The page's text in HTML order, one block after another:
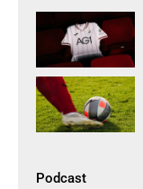
Podcast​